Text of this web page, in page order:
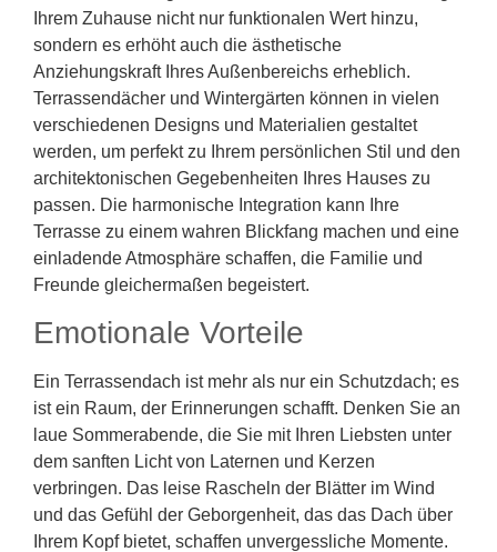
Ihrem Zuhause nicht nur funktionalen Wert hinzu,
sondern es erhöht auch die ästhetische
Anziehungskraft Ihres Außenbereichs erheblich.
Terrassendächer und Wintergärten können in vielen
verschiedenen Designs und Materialien gestaltet
werden, um perfekt zu Ihrem persönlichen Stil und den
architektonischen Gegebenheiten Ihres Hauses zu
passen. Die harmonische Integration kann Ihre
Terrasse zu einem wahren Blickfang machen und eine
einladende Atmosphäre schaffen, die Familie und
Freunde gleichermaßen begeistert.
Emotionale Vorteile
Ein Terrassendach ist mehr als nur ein Schutzdach; es
ist ein Raum, der Erinnerungen schafft. Denken Sie an
laue Sommerabende, die Sie mit Ihren Liebsten unter
dem sanften Licht von Laternen und Kerzen
verbringen. Das leise Rascheln der Blätter im Wind
und das Gefühl der Geborgenheit, das das Dach über
Ihrem Kopf bietet, schaffen unvergessliche Momente.